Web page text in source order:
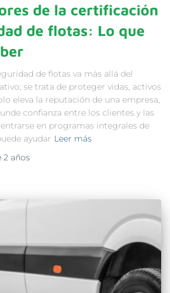
de la certificación
de flotas: Lo que
de flotas va más allá del
se trata de proteger vidas, activos
eleva la reputación de una empresa,
confianza entre los clientes y las
en programas integrales de
ayudar Leer más
2 años